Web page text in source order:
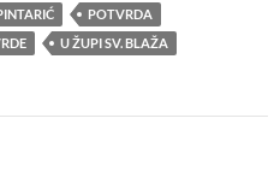
POTVRDA
U ŽUPI SV. BLAŽA